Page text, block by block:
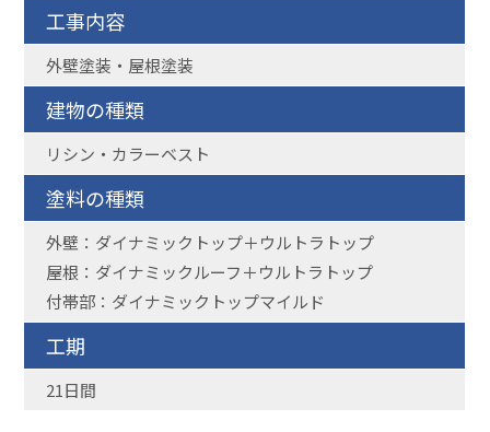
工事内容
外壁塗装・屋根塗装
建物の種類
リシン・カラーベスト
塗料の種類
外壁：ダイナミックトップ＋ウルトラトップ
屋根：ダイナミックルーフ＋ウルトラトップ
付帯部：ダイナミックトップマイルド
工期
21日間